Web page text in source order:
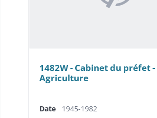
1482W - Cabinet du préfet -
Agriculture
Date
1945-1982